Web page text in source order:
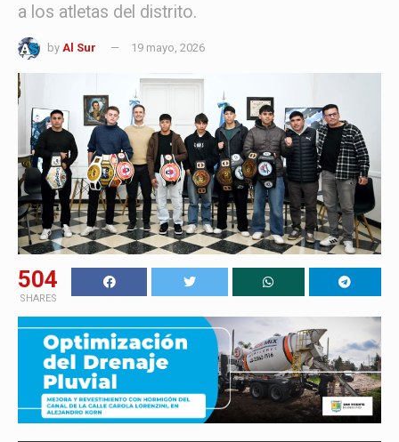
a los atletas del distrito.
by Al Sur 19 mayo, 2026
504
SHARES